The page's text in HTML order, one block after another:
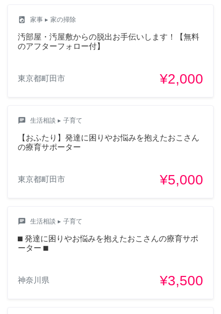
local_laundry_service 家事 ▸ 家の掃除
汚部屋・汚屋敷からの脱出お手伝いします！【無料
のアフターフォロー付】
東京都町田市 ¥2,000
chat 生活相談 ▸ 子育て
【おふたり】発達に困りやお悩みを抱えたおこさん
の療育サポーター
東京都町田市 ¥5,000
chat 生活相談 ▸ 子育て
⬛︎ 発達に困りやお悩みを抱えたおこさんの療育サポ
ーター ⬛︎
神奈川県 ¥3,500